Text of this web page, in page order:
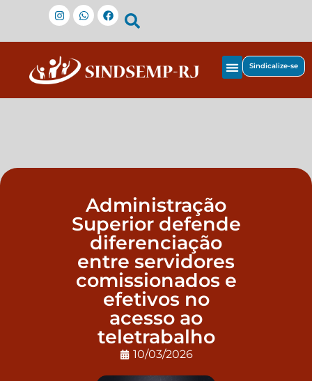
Sindicalize-se
Administração
Superior defende
diferenciação
entre servidores
comissionados e
efetivos no
acesso ao
teletrabalho
10/03/2026